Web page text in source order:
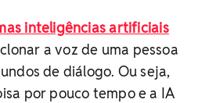
inteligências artificiais
a voz de uma pessoa
de diálogo. Ou seja,
por pouco tempo e a IA